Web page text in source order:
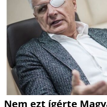
Nem ezt ígérte